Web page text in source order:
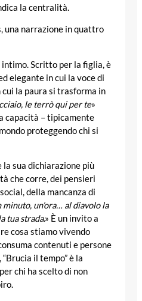
la centralità.
una narrazione in quattro
intimo. Scritto per la figlia, è
elegante in cui la voce di
la paura si trasforma in
le terrò qui per te»
capacità – tipicamente
proteggendo chi si
la sua dichiarazione più
che corre, dei pensieri
della mancanza di
minuto, un’ora… al diavolo la
tua strada.» È un invito a
cosa stiamo vivendo
contenuti e persone
il tempo” è la
chi ha scelto di non